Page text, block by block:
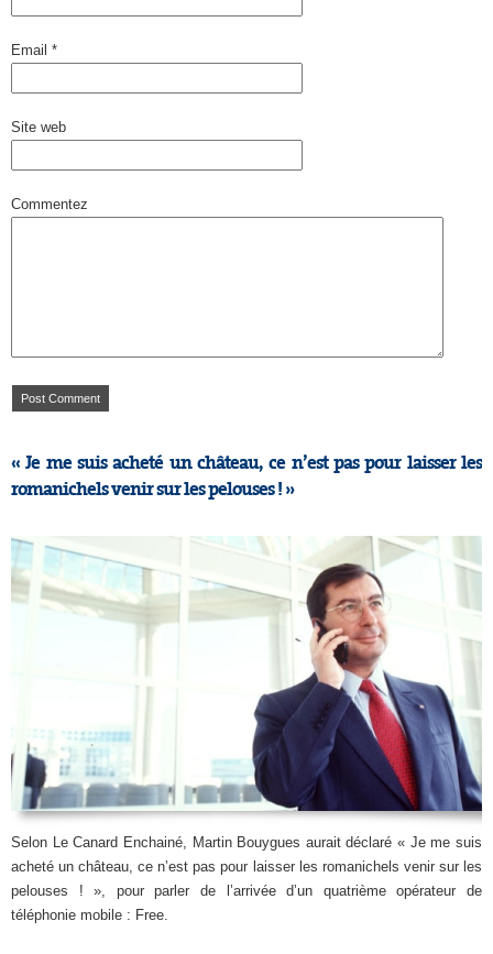
Email *
Site web
Commentez
« Je me suis acheté un château, ce n’est pas pour laisser les
romanichels venir sur les pelouses ! »
Selon Le Canard Enchainé, Martin Bouygues aurait déclaré « Je me suis
acheté un château, ce n’est pas pour laisser les romanichels venir sur les
pelouses ! », pour parler de l’arrivée d’un quatrième opérateur de
téléphonie mobile : Free.